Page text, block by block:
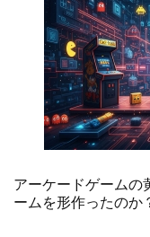
アーケードゲームの
ームを形作ったのか